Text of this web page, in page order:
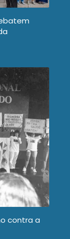
contra a